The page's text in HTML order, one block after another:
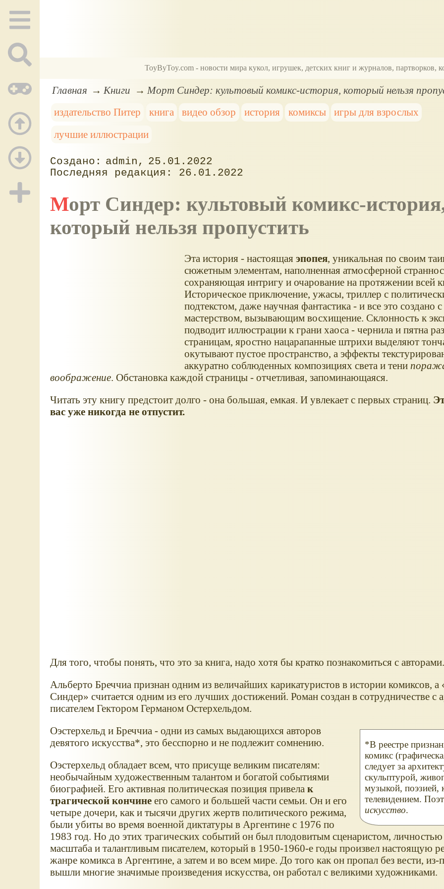
ToyByToy.com - новости мира кукол, игрушек, детских книг и журналов, партворков,
Главная Книги
Морт Синдер: культовый комикс-история, который нельзя
издательство Питер
книга видео обзор история комиксы
игры для взрослых
лучшие иллюстрации
admin
25.01.2022
26.01.2022
Морт Синдер: культовый комикс-история,
который нельзя пропустить
Эта история - настоящая эпопея, уникальная по своим
сюжетным элементам, наполненная атмосферной
сохраняющая интригу и очарование на протяжении всей
Историческое приключение, ужасы, триллер с
подтекстом, даже научная фантастика - и все это создано
мастерством, вызывающим восхищение. Склонность к
подводит иллюстрации к грани хаоса - чернила и пятна
страницам, яростно нацарапанные штрихи выделяют
окутывают пустое пространство, а эффекты
аккуратно соблюденных композициях света и тени
воображение. Обстановка каждой страницы - отчетливая, запоминающаяся.
Читать эту книгу предстоит долго - она большая, емкая. И увлекает с первых страниц.
вас уже никогда не отпустит.
Для того, чтобы понять, что это за книга, надо хотя бы кратко познакомиться с авторами.
Альберто Бреччиа признан одним из величайших карикатуристов в истории комиксов, а
Синдер
считается одним из его лучших достижений. Роман создан в сотрудничестве с
писателем Гектором Германом Остерхельдом.
*В реестре
комикс
следует за
скульптурой,
музыкой, поэзией,
телевидением.
искусство.
Оэстерхельд и Бреччиа - одни из самых выдающихся авторов
девятого искусства*, это бесспорно и не подлежит сомнению.
Оэстерхельд обладает всем, что присуще великим писателям:
необычайным художественным талантом и богатой событиями
биографией. Его активная политическая позиция привела к
трагической кончине его самого и большей части семьи. Он и его
четыре дочери, как и тысячи других жертв политического режима,
были убиты во время военной диктатуры в Аргентине с 1976 по
1983 год. Но до этих трагических событий он был плодовитым сценаристом,
масштаба и талантливым писателем, который в 1950-1960-е годы произвел настоящую
жанре комикса в Аргентине, а затем и во всем мире. До того как он пропал без вести, из-
вышли многие значимые произведения искусства, он работал с великими художниками.